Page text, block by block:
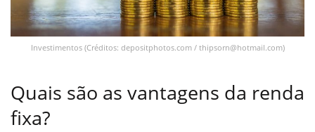
Investimentos (Créditos: depositphotos.com / thipsorn@hotmail.com)
Quais são as vantagens da renda
fixa?